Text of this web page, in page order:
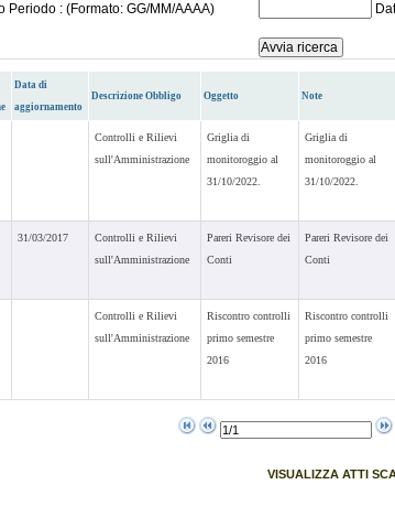
Periodo : (Formato: GG/MM/AAAA)
Data di
aggiornamento
Descrizione Obbligo Oggetto Note
Controlli e Rilievi
sull'Amministrazione
Griglia di
monitoroggio al
31/10/2022.
Griglia di
monitoroggio al
31/10/2022.
31/03/2017
Controlli e Rilievi
sull'Amministrazione
Pareri Revisore dei
Conti
Pareri Revisore dei
Conti
Controlli e Rilievi
sull'Amministrazione
Riscontro controlli
primo semestre
2016
Riscontro controlli
primo semestre
2016
VISUALIZZA ATTI